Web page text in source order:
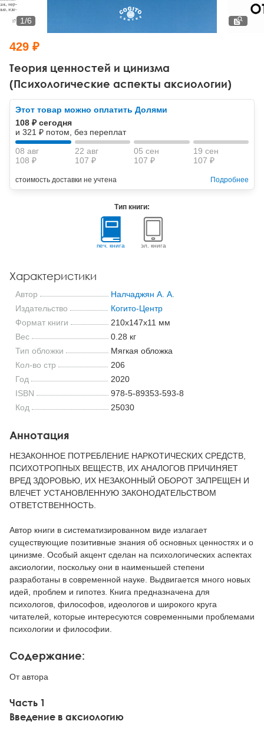
Тревожные расстройства, панические атаки
Психодрама
Другие направления психотерапии
Классический, эриксоновский гипноз и НЛП
НЛП
Психология труда и эргономика
Социальная психология
Социальная и организационная психология
Классический и юнгианский психоанализ
Теория ценностей и цинизма
(Психологические аспекты аксиологии)
1/6
429 ₽
Этот товар можно оплатить Долями
108 ₽ сегодня
и 321 ₽ потом, без переплат
08 авг
108 ₽
22 авг
107 ₽
05 сен
107 ₽
19 сен
107 ₽
стоимость доставки не учтена Подробнее
Тип книги:
печ. книга эл. книга
Характеристики
Автор
Налчаджян А. А.
Издательство
Когито-Центр
Формат книги
210x147x11 мм
Вес
0.28 кг
Тип обложки
Мягкая обложка
Кол-во стр
206
Год
2020
ISBN
978-5-89353-593-8
Код
25030
Аннотация
НЕЗАКОННОЕ ПОТРЕБЛЕНИЕ НАРКОТИЧЕСКИХ СРЕДСТВ,
ПСИХОТРОПНЫХ ВЕЩЕСТВ, ИХ АНАЛОГОВ ПРИЧИНЯЕТ
ВРЕД ЗДОРОВЬЮ, ИХ НЕЗАКОННЫЙ ОБОРОТ ЗАПРЕЩЕН И
ВЛЕЧЕТ УСТАНОВЛЕННУЮ ЗАКОНОДАТЕЛЬСТВОМ
ОТВЕТСТВЕННОСТЬ.
Автор книги в систематизированном виде излагает
существующие позитивные знания об основных ценностях и о
цинизме. Особый акцент сделан на психологических аспектах
аксиологии, поскольку они в наименьшей степени
разработаны в современной науке. Выдвигается много новых
идей, проблем и гипотез. Книга предназначена для
психологов, философов, идеологов и широкого круга
читателей, которые интересуются современными проблемами
психологии и философии.
Содержание:
От автора
Часть 1
Введение в аксиологию